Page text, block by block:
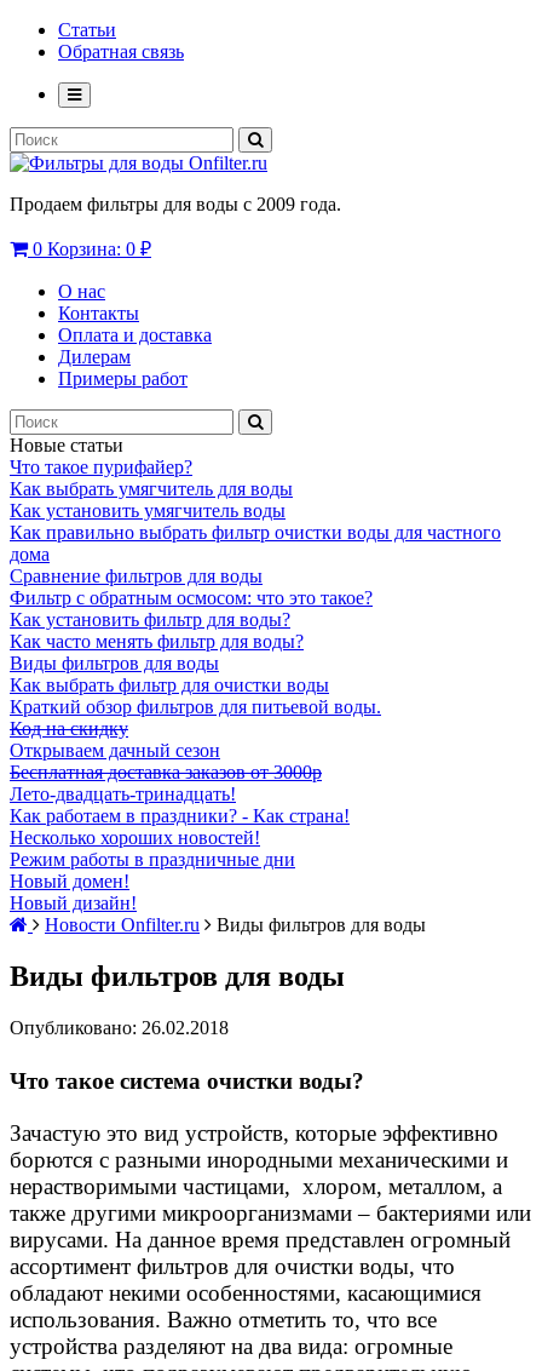
Статьи
Обратная связь
Продаем фильтры для воды с 2009 года.
0 Корзина: 0 ₽
О нас
Контакты
Оплата и доставка
Дилерам
Примеры работ
Новые статьи
Что такое пурифайер?
Как выбрать умягчитель для воды
Как установить умягчитель воды
Как правильно выбрать фильтр очистки воды для частного
дома
Сравнение фильтров для воды
Фильтр с обратным осмосом: что это такое?
Как установить фильтр для воды?
Как часто менять фильтр для воды?
Виды фильтров для воды
Как выбрать фильтр для очистки воды
Краткий обзор фильтров для питьевой воды.
Код на скидку
Открываем дачный сезон
Бесплатная доставка заказов от 3000р
Лето-двадцать-тринадцать!
Как работаем в праздники? - Как страна!
Несколько хороших новостей!
Режим работы в праздничные дни
Новый домен!
Новый дизайн!
Новости Onfilter.ru
Виды фильтров для воды
Виды фильтров для воды
Опубликовано: 26.02.2018
Что такое система очистки воды?
Зачастую это вид устройств, которые эффективно
борются с разными инородными механическими и
нерастворимыми частицами, хлором, металлом, а
также другими микроорганизмами – бактериями или
вирусами. На данное время представлен огромный
ассортимент фильтров для очистки воды, что
обладают некими особенностями, касающимися
использования. Важно отметить то, что все
устройства разделяют на два вида: огромные